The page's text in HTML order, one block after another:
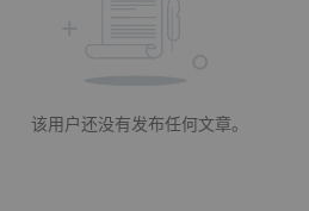
该用户还没有发布任何文章。